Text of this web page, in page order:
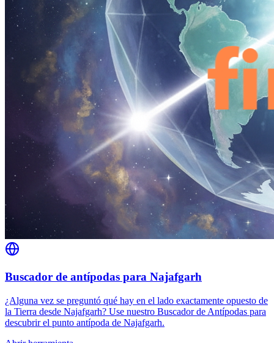
Buscador de antípodas para Najafgarh
¿Alguna vez se preguntó qué hay en el lado exactamente opuesto de
la Tierra desde Najafgarh? Use nuestro Buscador de Antípodas para
descubrir el punto antípoda de Najafgarh.